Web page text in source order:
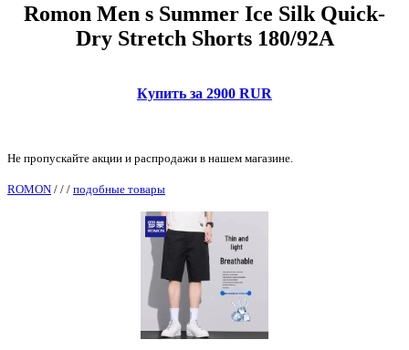
Romon Men s Summer Ice Silk Quick-
Dry Stretch Shorts 180/92A
Купить за 2900 RUR
Не пропускайте акции и распродажи в нашем магазине.
ROMON / / / подобные товары